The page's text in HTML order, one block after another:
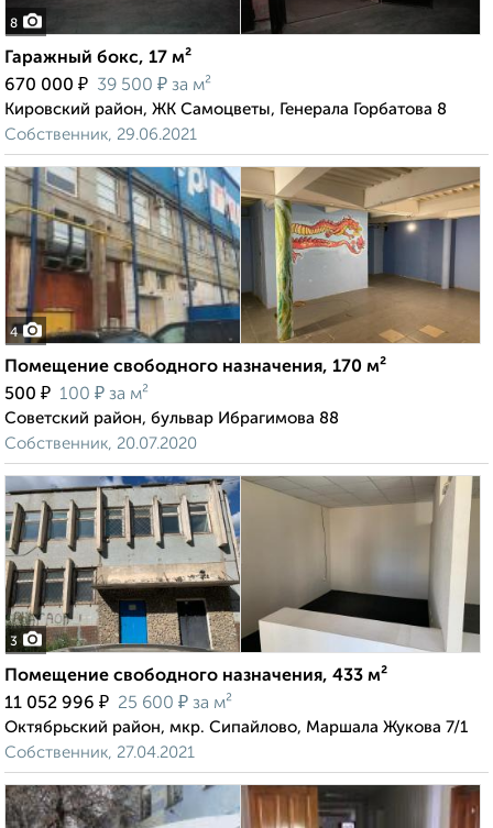
8
Гаражный бокс, 17 м²
670 000 ₽ 39 500 ₽ за м²
Кировский район, ЖК Самоцветы, Генерала Горбатова 8
Собственник, 29.06.2021
4
Помещение свободного назначения, 170 м²
500 ₽ 100 ₽ за м²
Советский район, бульвар Ибрагимова 88
Собственник, 20.07.2020
3
Помещение свободного назначения, 433 м²
11 052 996 ₽ 25 600 ₽ за м²
Октябрьский район, мкр. Сипайлово, Маршала Жукова 7/1
Собственник, 27.04.2021